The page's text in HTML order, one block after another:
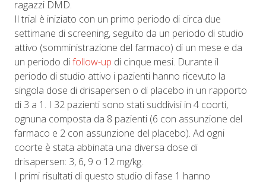
ragazzi DMD.
Il trial è iniziato con un primo periodo di circa due
settimane di screening, seguito da un periodo di studio
attivo (somministrazione del farmaco) di un mese e da
un periodo difollow-up di cinque mesi. Durante il
periodo di studio attivo i pazienti hanno ricevuto la
singola dose di drisapersen o di placebo in un rapporto
di 3 a 1. I 32 pazienti sono stati suddivisi in 4 coorti,
ognuna composta da 8 pazienti (6 con assunzione del
farmaco e 2 con assunzione del placebo). Ad ogni
coorte è stata abbinata una diversa dose di
drisapersen: 3, 6, 9 o 12 mg/kg.
I primi risultati di questo studio di fase 1 hanno